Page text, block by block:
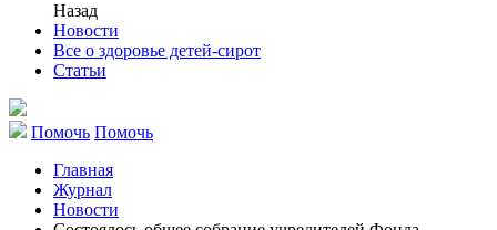
Назад
Новости
Все о здоровье детей-сирот
Статьи
Помочь Помочь
Главная
Журнал
Новости